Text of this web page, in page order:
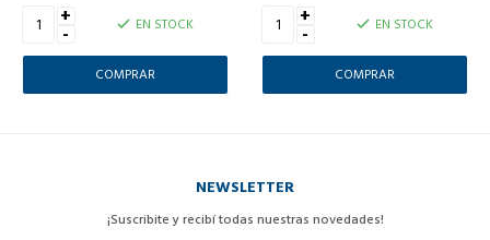
+
- EN STOCK
+
- EN STOCK
NEWSLETTER
¡Suscribite y recibí todas nuestras novedades!